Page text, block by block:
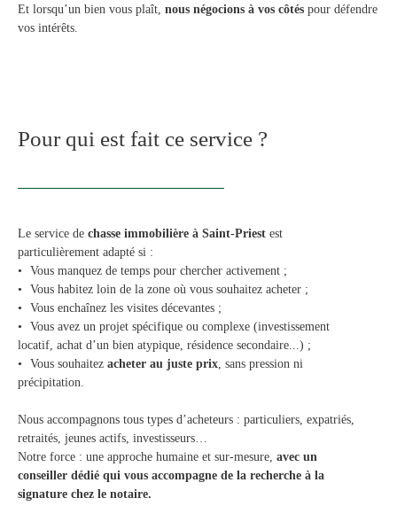
Et lorsqu’un bien vous plaît, nous négocions à vos côtés pour défendre
vos intérêts.
Pour qui est fait ce service ?
Le service de chasse immobilière à Saint-Priest est
particulièrement adapté si :
Vous manquez de temps pour chercher activement ;
Vous habitez loin de la zone où vous souhaitez acheter ;
Vous enchaînez les visites décevantes ;
Vous avez un projet spécifique ou complexe (investissement
locatif, achat d’un bien atypique, résidence secondaire...) ;
Vous souhaitezacheter au juste prix , sans pression ni
précipitation.
Nous accompagnons tous types d’acheteurs : particuliers, expatriés,
retraités, jeunes actifs, investisseurs…
Notre force : une approche humaine et sur-mesure, avec un
conseiller dédié qui vous accompagne de la recherche à la
signature chez le notaire.